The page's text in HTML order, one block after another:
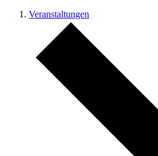
Veranstaltungen